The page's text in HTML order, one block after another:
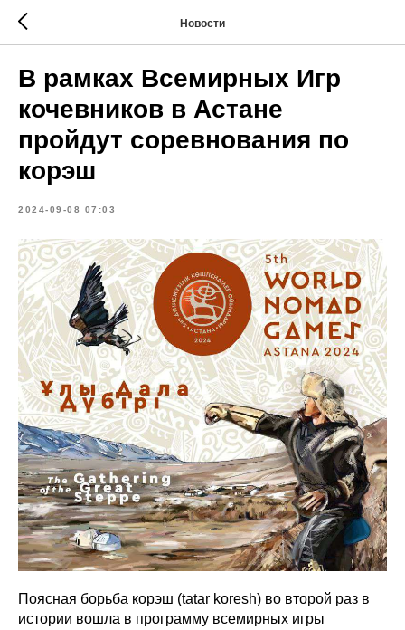
Новости
В рамках Всемирных Игр
кочевников в Астане
пройдут соревнования по
корэш
2024-09-08 07:03
Поясная борьба корэш (tatar koresh) во второй раз в
истории вошла в программу всемирных игры